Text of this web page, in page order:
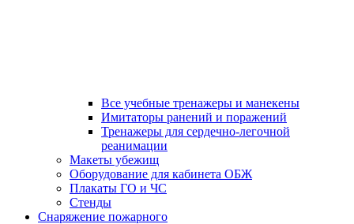
Все учебные тренажеры и манекены
Имитаторы ранений и поражений
Тренажеры для сердечно-легочной
реанимации
Макеты убежищ
Оборудование для кабинета ОБЖ
Плакаты ГО и ЧС
Стенды
Снаряжение пожарного